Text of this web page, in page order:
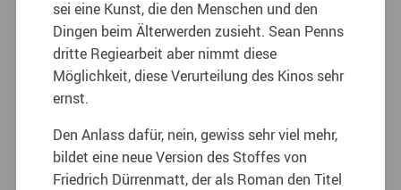
sei eine Kunst, die den Menschen und den
Dingen beim Älterwerden zusieht. Sean Penns
dritte Regiearbeit aber nimmt diese
Möglichkeit, diese Verurteilung des Kinos sehr
ernst.
Den Anlass dafür, nein, gewiss sehr viel mehr,
bildet eine neue Version des Stoffes von
Friedrich Dürrenmatt, der als Roman den Titel